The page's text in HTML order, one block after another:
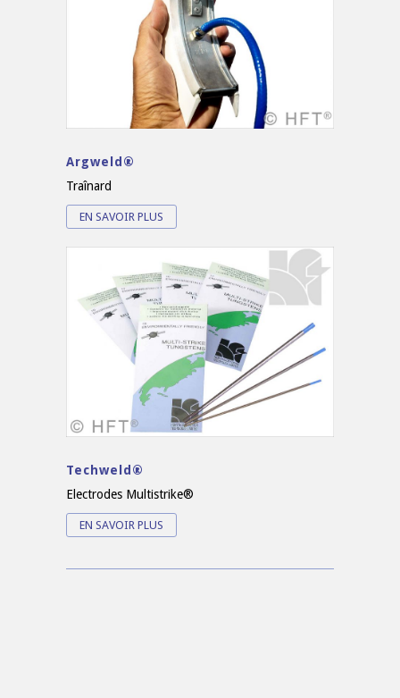
Argweld®
Traînard
EN SAVOIR PLUS
Techweld®
Electrodes Multistrike®
EN SAVOIR PLUS